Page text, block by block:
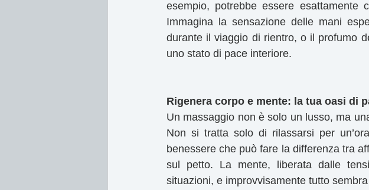
esempio, potrebbe essere
Immagina la sensazione delle mani
durante il viaggio di rientro, o il profumo
uno stato di pace interiore.
Rigenera corpo e mente: la tua oasi di
Un massaggio non è solo un lusso, ma
Non si tratta solo di rilassarsi per
benessere che può fare la differenza tra
sul petto. La mente, liberata dalle
situazioni, e improvvisamente tutto